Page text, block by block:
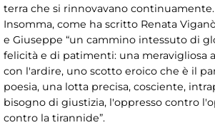
terra che si rinnovavano continuamente.
Insomma, come ha scritto Renata
e Giuseppe “un cammino intessuto di
felicità e di patimenti: una meravigliosa
con l'ardire, uno scotto eroico che è il
poesia, una lotta precisa, cosciente,
bisogno di giustizia, l'oppresso contro
contro la tirannide”.